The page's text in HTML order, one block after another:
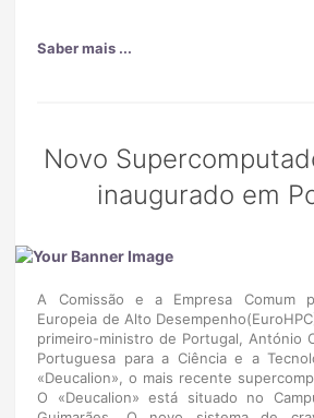
Saber mais ...
Novo
inaugurado em
A Comissão e a Empresa Comum
Europeia de Alto
primeiro-ministro de Portugal, António
Portuguesa para a Ciência e a
«Deucalion», o mais recente
O «Deucalion» está situado no